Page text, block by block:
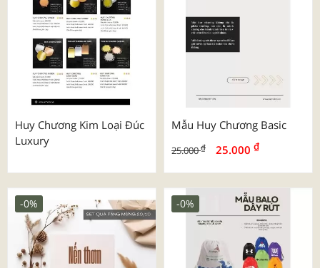
Huy Chương Kim Loại Đúc
Luxury
Mẫu Huy Chương Basic
25.000₫ 25.000 ₫
-0% -0%